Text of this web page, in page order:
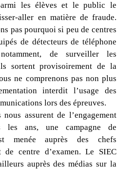
les élèves et le public le
aller en matière de fraude.
pas pourquoi si peu de centres
de détecteurs de téléphone
de surveiller les
sortent provisoirement de la
ne comprenons pas non plus
interdit l’usage des
lors des épreuves.
assurent de l’engagement
ans, une campagne de
menée auprès des chefs
de centre d’examen. Le SIEC
auprès des médias sur la